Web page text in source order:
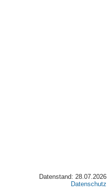
Datenstand: 28.07.2026
Datenschutz